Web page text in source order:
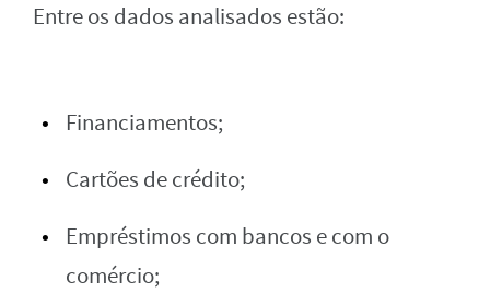
Entre os dados analisados estão:
Financiamentos;
Cartões de crédito;
Empréstimos com bancos e com o
comércio;